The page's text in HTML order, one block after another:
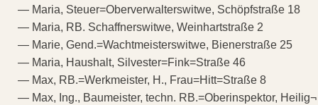
— Maria, Steuer=Oberverwalterswitwe, Schöpfstraße 18
— Maria, RB. Schaffnerswitwe, Weinhartstraße 2
— Marie, Gend.=Wachtmeisterswitwe, Bienerstraße 25
— Maria, Haushalt, Silvester=Fink=Straße 46
— Max, RB.=Werkmeister, H., Frau=Hitt=Straße 8
— Max, Ing., Baumeister, techn. RB.=Oberinspektor, Heilig¬